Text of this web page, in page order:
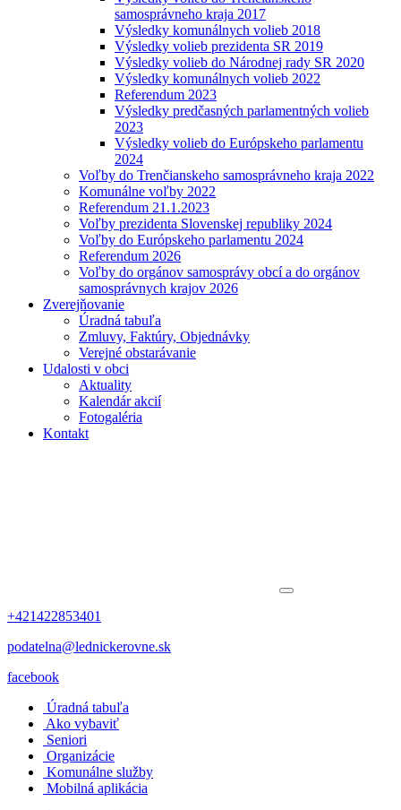
samosprávneho kraja 2017
Výsledky komunálnych volieb 2018
Výsledky volieb prezidenta SR 2019
Výsledky volieb do Národnej rady SR 2020
Výsledky komunálnych volieb 2022
Referendum 2023
Výsledky predčasných parlamentných volieb
2023
Výsledky volieb do Európskeho parlamentu
2024
Voľby do Trenčianskeho samosprávneho kraja 2022
Komunálne voľby 2022
Referendum 21.1.2023
Voľby prezidenta Slovenskej republiky 2024
Voľby do Európskeho parlamentu 2024
Referendum 2026
Voľby do orgánov samosprávy obcí a do orgánov
samosprávnych krajov 2026
Zverejňovanie
Úradná tabuľa
Zmluvy, Faktúry, Objednávky
Verejné obstarávanie
Udalosti v obci
Aktuality
Kalendár akcií
Fotogaléria
Kontakt
+421422853401
podatelna@lednickerovne.sk
facebook
Úradná tabuľa
Ako vybaviť
Seniori
Organizácie
Komunálne služby
Mobilná aplikácia